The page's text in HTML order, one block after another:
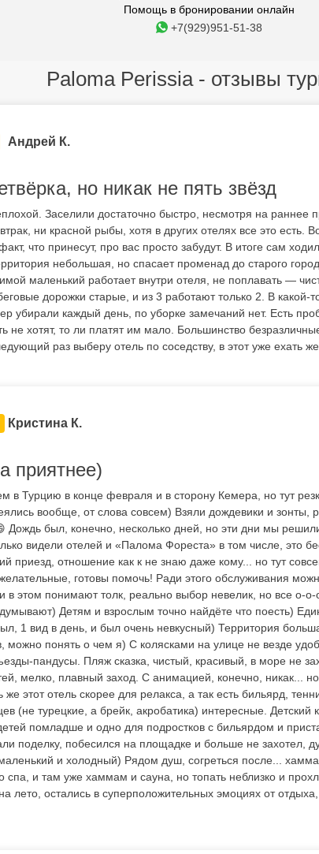
Помощь в бронировании онлайн
+7(929)951-51-38
Paloma Perissia - отзывы
Андрей К.
но никак не пять звёзд
Заселили достаточно быстро, несмотря на раннее
ни красной рыбы, хотя в других отелях все это есть.
что принесут, про вас просто забудут. В итоге сам
небольшая, но спасает променад до старого
маленький работает внутри отеля, не поплавать —
дорожки старые, и из 3 работают только 2. В какой-
убирали каждый день, по уборке замечаний нет. Есть
не хотят, то ли платят им мало. Большинство
раз выберу отель по соседству, в этот уже ехать
Кристина К.
приятнее)
в Турцию в конце февраля и в сторону Кемера, но тут
вообще, от слова совсем) Взяли дождевики и зонты,
Дождь был, конечно, несколько дней, но эти дни мы
видели отелей и «Палома Фореста» в том числе, это
приезд, отношение как к не знаю даже кому... но тут
готовы помочь! Ради этого обслуживания
в этом понимают толк, реально выбор невелик, но все о-о-
Детям и взрослым точно найдёте что поесть)
1 вид в день, и был очень невкусный) Территория
можно понять о чем я) С колясками на улице не везде
пандусы. Пляж сказка, чистый, красивый, в море не
мелко, плавный заход. С анимацией, конечно, никак...
же этот отель скорее для релакса, а так есть бильярд,
(не турецкие, а брейк, акробатика) интересные. Детский
помладше и одно для подростков с бильярдом и
поделку, побесился на площадке и больше не захотел,
и холодный) Рядом душ, согреться после...
спа, и там уже хаммам и сауна, но топать неблизко и
лето, остались в суперположительных эмоциях от